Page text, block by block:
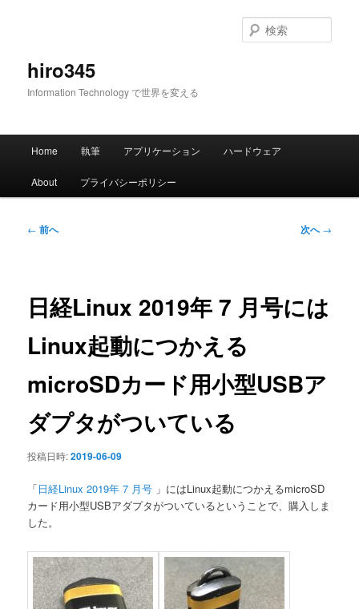
hiro345
Information Technology で世界を変える
索
メ
Home 執筆 アプリケーション ハードウェア
About プライバシーポリシー
投
ゲ
ー
← 前へ 次へ→
日経Linux 2019年 7 月号には
Linux起動につかえる
microSDカード用小型USBア
ダプタがついている
投稿日時:2019-06-09
「日経Linux 2019年 7 月号 」にはLinux起動につかえるmicroSD
カード用小型USBアダプタがついているということで、購入しま
した。